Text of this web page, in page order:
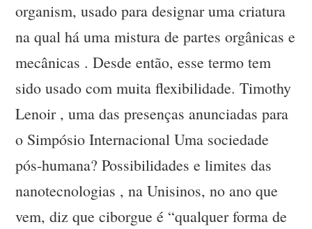
organism, usado para designar uma criatura
na qual há uma mistura de partes orgânicas e
mecânicas . Desde então, esse termo tem
sido usado com muita flexibilidade. Timothy
Lenoir , uma das presenças anunciadas para
o Simpósio Internacional Uma sociedade
pós-humana? Possibilidades e limites das
nanotecnologias , na Unisinos, no ano que
vem, diz que ciborgue é “qualquer forma de